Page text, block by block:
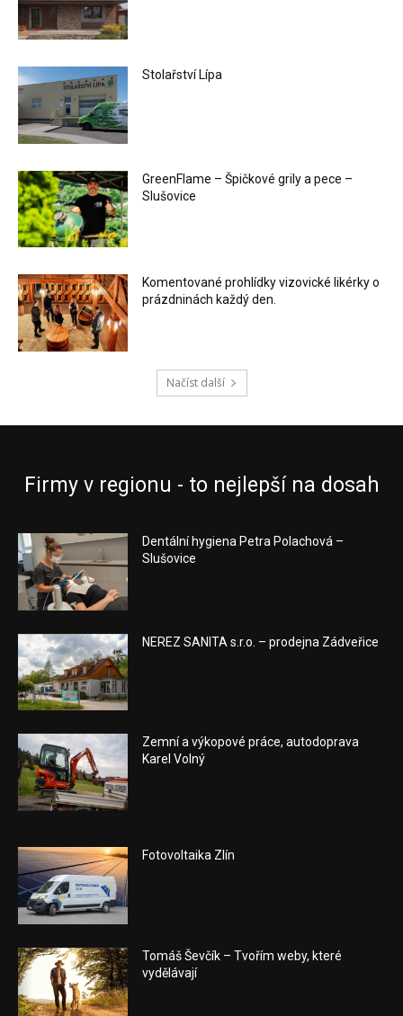
Stolařství Lípa
GreenFlame – Špičkové grily a pece –
Slušovice
Komentované prohlídky vizovické likérky o
prázdninách každý den.
Načíst další
Firmy v regionu - to nejlepší na dosah
Dentální hygiena Petra Polachová –
Slušovice
NEREZ SANITA s.r.o. – prodejna Zádveřice
Zemní a výkopové práce, autodoprava
Karel Volný
Fotovoltaika Zlín
Tomáš Ševčík – Tvořím weby, které
vydělávají